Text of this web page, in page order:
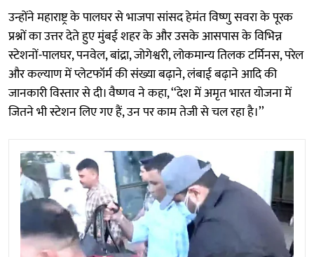
उन्होंने महाराष्ट्र के पालघर से भाजपा सांसद हेमंत विष्णु सवरा के पूरक
प्रश्नों का उत्तर देते हुए मुंबई शहर के और उसके आसपास के विभिन्न
स्टेशनों-पालघर, पनवेल, बांद्रा, जोगेश्वरी, लोकमान्य तिलक टर्मिनस, परेल
और कल्याण में प्लेटफॉर्म की संख्या बढ़ाने, लंबाई बढ़ाने आदि की
जानकारी विस्तार से दी। वैष्णव ने कहा, ‘‘देश में अमृत भारत योजना में
जितने भी स्टेशन लिए गए हैं, उन पर काम तेजी से चल रहा है।’’